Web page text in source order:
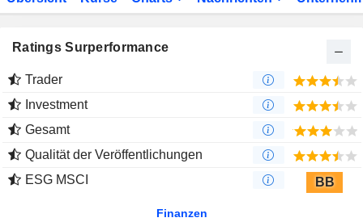
Ratings Surperformance
Trader
Investment
Gesamt
Qualität der Veröffentlichungen
ESG MSCI
BB